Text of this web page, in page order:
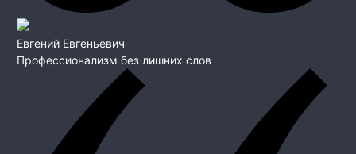
Евгений Евгеньевич
Профессионализм без лишних слов